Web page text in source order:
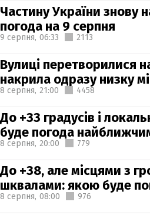
Частину України знову
погода на 9 серпня
9 серпня, 06:33 2113
Вулиці перетворилися
накрила одразу низку
8 серпня, 21:00 4458
До +33 градусів і
буде погода
8 серпня, 20:00 779
До +38, але місцями з
шквалами: якою буде
8 серпня, 08:00 976